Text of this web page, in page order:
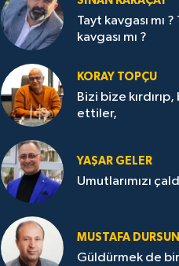
Tayt kavgası mı ?
kavgası mı ?
KORAY TOPÇU
Bizi bize
ettiler,
YAŞAR GELER
Umutlarımızı
MUSTAFA DURSUN
Güldürmek de